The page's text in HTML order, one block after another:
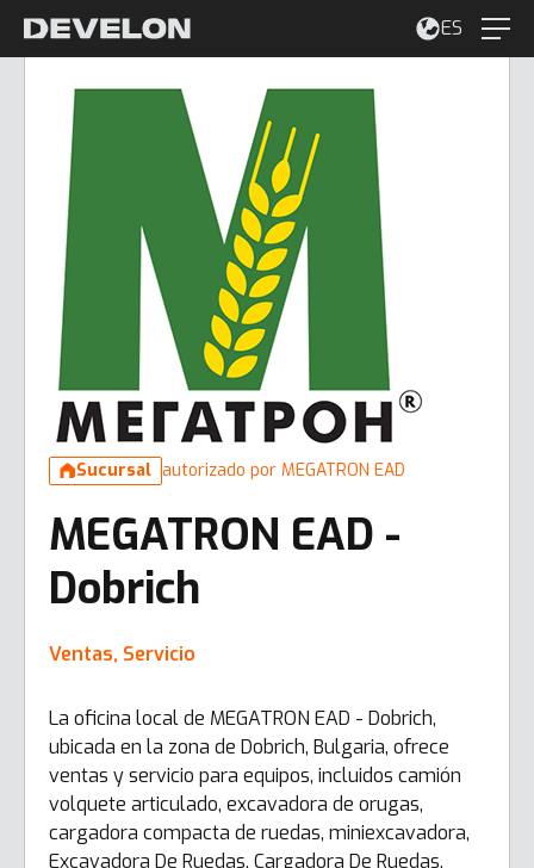
ES
Sucursal autorizado por MEGATRON EAD
MEGATRON EAD -
Dobrich
Ventas, Servicio
La oficina local de MEGATRON EAD - Dobrich,
ubicada en la zona de Dobrich, Bulgaria, ofrece
ventas y servicio para equipos, incluidos camión
volquete articulado, excavadora de orugas,
cargadora compacta de ruedas, miniexcavadora,
Excavadora De Ruedas, Cargadora De Ruedas,